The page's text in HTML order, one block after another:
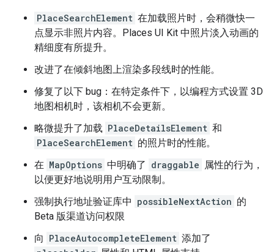
PlaceSearchElement 在加载照片时，会稍微快一
点显示非照片内容。Places UI Kit 中照片淡入动画的
精细度有所提升。
改进了在倾斜地图上渲染多段线时的性能。
修复了以下 bug：在特定条件下，以编程方式设置 3D
地图相机时，该相机不会更新。
略微提升了加载 PlaceDetailsElement 和
PlaceSearchElement 的照片时的性能。
在 MapOptions 中明确了 draggable 属性的行为，
以便更好地说明用户互动限制。
强制执行地址验证库中 possibleNextAction 的
Beta 版渠道访问权限
向 PlaceAutocompleteElement 添加了